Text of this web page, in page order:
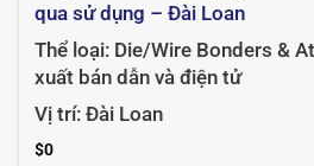
qua sử dụng – Đài Loan
Thể loại: Die/Wire Bonders &
xuất bán dẫn và điện tử
Vị trí: Đài Loan
$0